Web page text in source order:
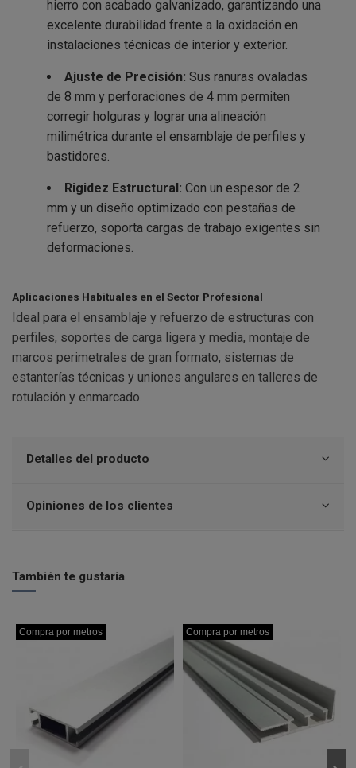
hierro con acabado galvanizado, garantizando una
excelente durabilidad frente a la oxidación en
instalaciones técnicas de interior y exterior.
Ajuste de Precisión: Sus ranuras ovaladas
de 8 mm y perforaciones de 4 mm permiten
corregir holguras y lograr una alineación
milimétrica durante el ensamblaje de perfiles y
bastidores.
Rigidez Estructural: Con un espesor de 2
mm y un diseño optimizado con pestañas de
refuerzo, soporta cargas de trabajo exigentes sin
deformaciones.
Aplicaciones Habituales en el Sector Profesional
Ideal para el ensamblaje y refuerzo de estructuras con
perfiles, soportes de carga ligera y media, montaje de
marcos perimetrales de gran formato, sistemas de
estanterías técnicas y uniones angulares en talleres de
rotulación y enmarcado.
Detalles del producto
Opiniones de los clientes
También te gustaría
Compra por metros Compra por metros